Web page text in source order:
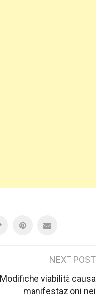
NEXT POST
Modifiche viabilità causa
manifestazioni nei